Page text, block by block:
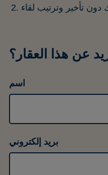
عن هذا العقار؟
اسم
بريد إلكتروني